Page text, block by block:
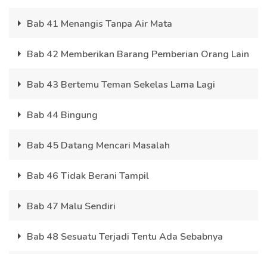
Bab 41 Menangis Tanpa Air Mata
Bab 42 Memberikan Barang Pemberian Orang Lain
Bab 43 Bertemu Teman Sekelas Lama Lagi
Bab 44 Bingung
Bab 45 Datang Mencari Masalah
Bab 46 Tidak Berani Tampil
Bab 47 Malu Sendiri
Bab 48 Sesuatu Terjadi Tentu Ada Sebabnya